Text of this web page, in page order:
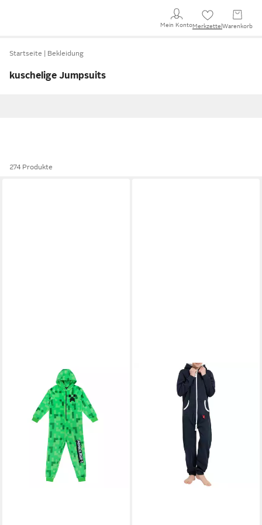
Mein KontoMerkzettel Warenkorb
Startseite Bekleidung
kuschelige Jumpsuits
274 Produkte